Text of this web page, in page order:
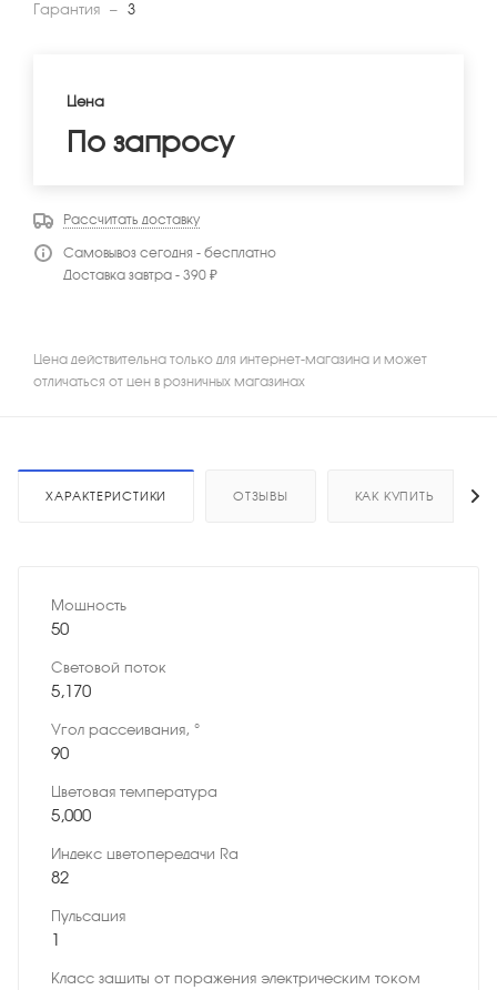
Гарантия — 3
Цена
По запросу
Рассчитать доставку
Самовывоз сегодня - бесплатно
Доставка завтра - 390 ₽
Цена действительна только для интернет-магазина и может
отличаться от цен в розничных магазинах
ХАРАКТЕРИСТИКИ ОТЗЫВЫ КАК КУПИТЬ
Мощность
50
Световой поток
5,170
Угол рассеивания, °
90
Цветовая температура
5,000
Индекс цветопередачи Ra
82
Пульсация
1
Класс защиты от поражения электрическим током